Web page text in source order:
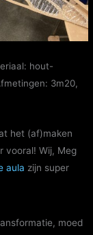
hout-
3m20,
het (af)maken
vooral! Wij, Meg
aula zijn super
moed